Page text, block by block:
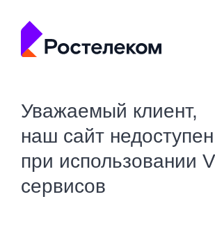
Уважаемый клиент,
наш сайт недоступен
при использовании
сервисов